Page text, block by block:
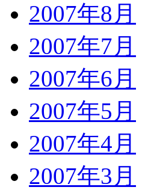
2007年8月
2007年7月
2007年6月
2007年5月
2007年4月
2007年3月